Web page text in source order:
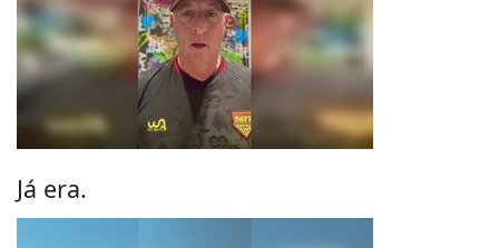
Já era.